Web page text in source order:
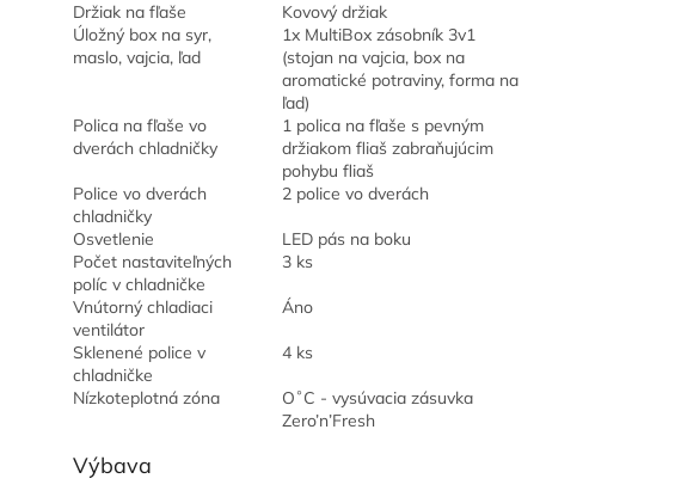
Držiak na fľaše
Kovový držiak
Úložný box na syr,
maslo, vajcia, ľad
1x MultiBox zásobník 3v1
(stojan na vajcia, box na
aromatické potraviny, forma na
ľad)
Polica na fľaše vo
dverách chladničky
1 polica na fľaše s pevným
držiakom fliaš zabraňujúcim
pohybu fliaš
Police vo dverách
chladničky
2 police vo dverách
Osvetlenie
LED pás na boku
Počet nastaviteľných
políc v chladničke
3 ks
Vnútorný chladiaci
ventilátor
Áno
Sklenené police v
chladničke
4 ks
Nízkoteplotná zóna
O˚C - vysúvacia zásuvka
Zero’n’Fresh
Výbava